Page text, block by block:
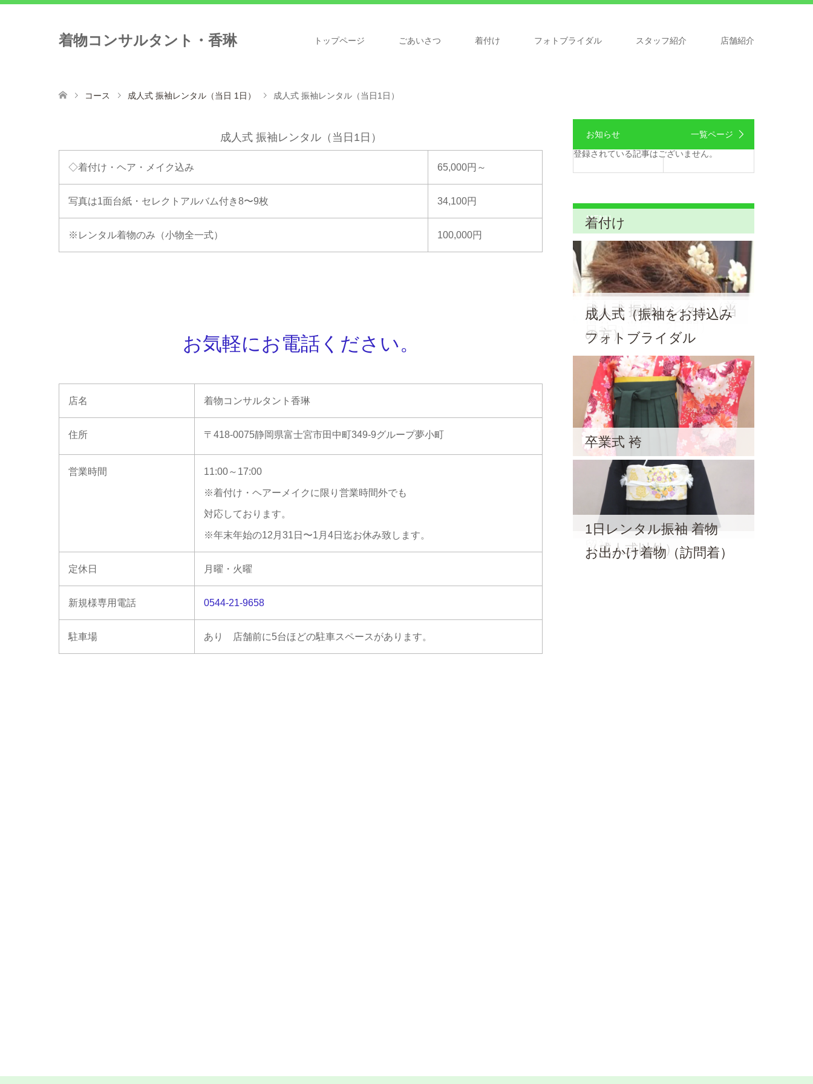
着物コンサルタント・香琳 トップページ ごあいさつ 着付け フォトブライダル スタッフ紹介 店舗紹介
コース 成人式 振袖レンタル（当日 1日） 成人式 振袖レンタル（当日1日）
成人式 振袖レンタル（当日1日）
◇着付け・ヘア・メイク込み 65,000円～
写真は1面台紙・セレクトアルバム付き8〜9枚 34,100円
※レンタル着物のみ（小物全一式） 100,000円
お気軽にお電話ください。
店名 着物コンサルタント香琳
住所 〒418-0075静岡県富士宮市田中町349-9グループ夢小町
営業時間 11:00～17:00
※着付け・ヘアーメイクに限り営業時間外でも
対応しております。
※年末年始の12月31日〜1月4日迄お休み致します。
定休日 月曜・火曜
新規様専用電話 0544-21-9658
駐車場 あり 店舗前に5台ほどの駐車スペースがあります。
お知らせ
一覧ページ
登録されている記事はございません。
MENU
着付け
成人式 振袖レンタル（前
撮り・当日・2日間）
成人式 振袖レンタル（当
日1日）
成人式（振袖をお持込み
の方）
フォトブライダル
卒業式 袴
留袖
1日レンタル振袖 着物
（成人式以外）
お出かけ着物（訪問着）